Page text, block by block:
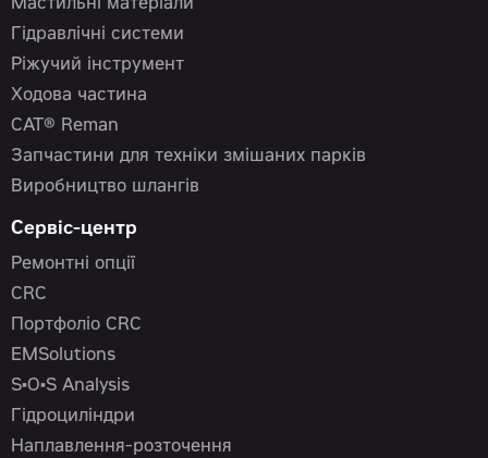
Мастильні матеріали
Гідравлічні системи
Ріжучий інструмент
Ходова частина
CAT® Reman
Запчастини для техніки змішаних парків
Виробництво шлангів
Сервіс-центр
Ремонтні опції
CRC
Портфоліо CRC
EMSolutions
S•O•S Analysis
Гідроциліндри
Наплавлення-розточення